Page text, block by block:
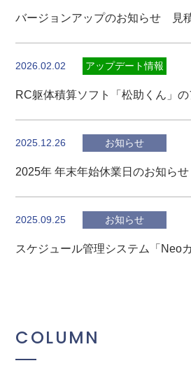
バージョンアップのお知らせ 見
2026.02.02 アップデート情報
RC躯体積算ソフト「松助くん」
2025.12.26 お知らせ
2025年 年末年始休業日のお知らせ
2025.09.25 お知らせ
スケジュール管理システム「Neo
COLUMN